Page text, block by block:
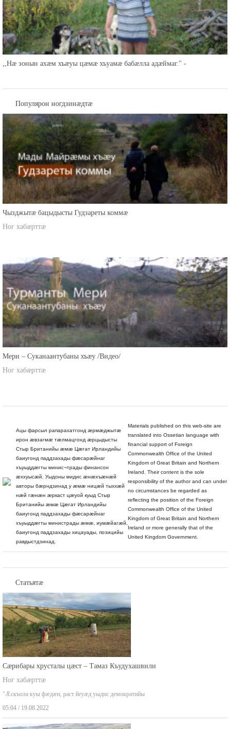
,,Нæ зонын ахæм хъæуы цæмæ хъуамæ бабæлла адæймаг.'' -
Популярон ногдзинæдтæ
Чызджытæ бацыдысты Гудзареты коммæ
Ног хабæрттæ
Мери – Суканаантубаны хъæу /Видео/
Ног хабæрттæ
Ацы фарсыл рапарахатгонд æрмæджытæ
ирон æвзагмæ тæлмацгонд æрцыдысты
Стыр Британийы æмæ Цæгат Ирландийы
баиугонд паддзахады фæсарæйнаг
хъуыддæгты минис¬трады финансон
æххуысæй. Уыдоны мидис æнæхъæнæй
авторы бæрндзинад у æмæ ницæй тыххæй
нæй гæнæн æркаст цæуой куыд Стыр
Британийы æмæ Цæгат Ирландийы
баиугонд паддзахады фæсарæйнаг
хъуыддæгты министрады æмæ, иумæйагæй,
баиугонд паддзахады хицауады, позицийы
равдыстдзинад.
Materials published on this web-site are
translated into Ossetian language with
financial support of Foreign
Commonwealth Office of the United
Kingdom of Great Britain and Northern
Ireland. Their content is the sole
responsibility of the author and can under
no circumstances be regarded as
reflecting the position of the Foreign
Commonwealth Office of the United
Kingdom of Great Britain and Northern
Ireland or more generally that of the
United Kingdom Government.
Статьятæ
Сæрибары хрусталы цæст – Тамаз Къудухашвили
Ног хабæрттæ
"Æскъола куы фæдæн, раст йеуæд уыдис демократийы
05:04 / 19.08.2022